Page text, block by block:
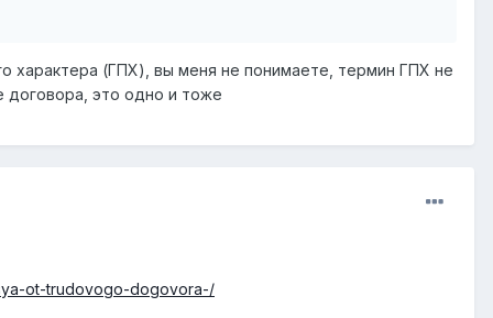
характера (ГПХ), вы меня не понимаете, термин ГПХ не
договора, это одно и тоже
ot-trudovogo-dogovora-/